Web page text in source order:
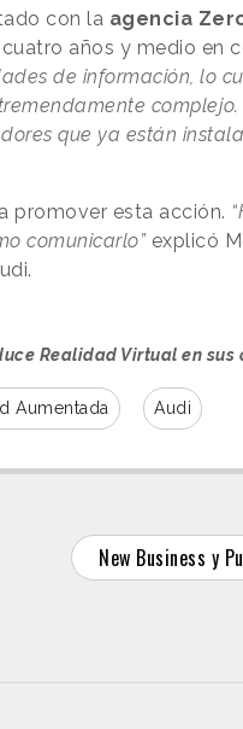
con la agencia
años y medio en
de información, lo
que ya están
promover esta acción.
comunicarlo”explicó
Realidad Virtual en sus
Aumentada Audi
New Business y